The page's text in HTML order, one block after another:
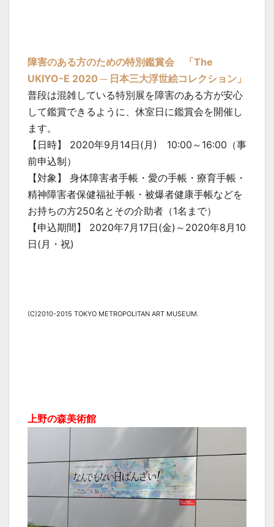
障害のある方のための特別鑑賞会 「The
UKIYO-E 2020 ─ 日本三大浮世絵コレクション」
普段は混雑している特別展を障害のある方が安心
して鑑賞できるように、休室日に鑑賞会を開催し
ます。
【日時】 2020年9月14日(月) 10:00～16:00（事
前申込制）
【対象】 身体障害者手帳・愛の手帳・療育手帳・
精神障害者保健福祉手帳・被爆者健康手帳などを
お持ちの方250名とその介助者（1名まで）
【申込期間】 2020年7月17日(金)～2020年8月10
日(月・祝)
(C)2010-2015 TOKYO METROPOLITAN ART MUSEUM.
上野の森美術館